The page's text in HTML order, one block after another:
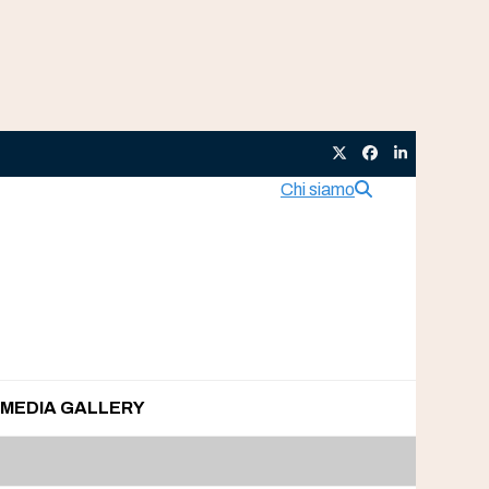
TwitterFacebook
LinkedIn
Chi siamo
MEDIA GALLERY